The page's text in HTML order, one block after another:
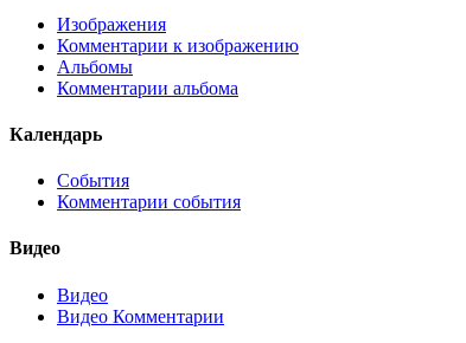
Изображения
Комментарии к изображению
Альбомы
Комментарии альбома
Календарь
События
Комментарии события
Видео
Видео
Видео Комментарии